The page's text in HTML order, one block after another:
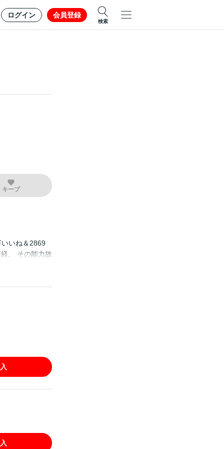
ログイン 会員登録
検索
キープ
いね＆2869
。 その能力故
く異能の眼を